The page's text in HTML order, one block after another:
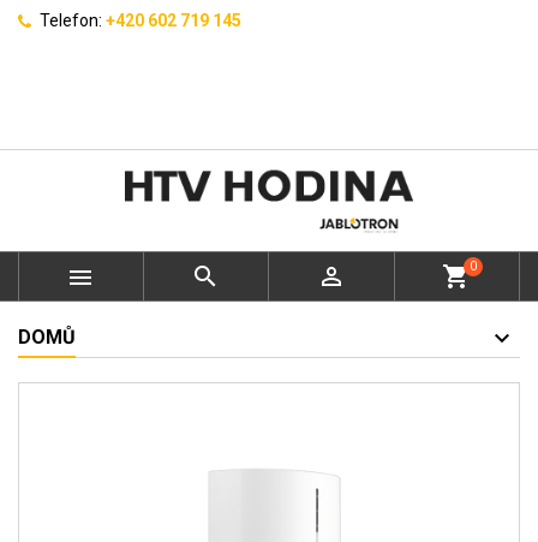
Telefon: +420 602 719 145
   shopping_cart0
DOMŮ